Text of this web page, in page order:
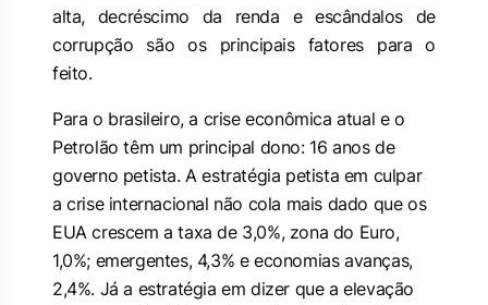
alta, decréscimo da renda e escândalos de
corrupção são os principais fatores para o
feito.
Para o brasileiro, a crise econômica atual e o
Petrolão têm um principal dono: 16 anos de
governo petista.A estratégia petista em culpar
a crise internacional não cola mais dado que os
EUA crescem a taxa de 3,0%, zona do Euro,
1,0%; emergentes, 4,3% e economias avanças,
2,4%. Já a estratégia em dizer que a elevação